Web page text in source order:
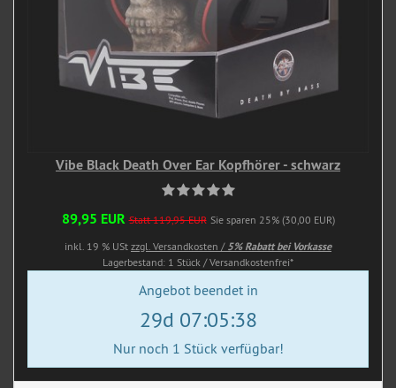
Vibe Black Death Over Ear Kopfhörer - schwarz
89,95 EUR Statt 119,95 EUR Sie sparen 25% (30,00 EUR)
inkl. 19 % USt zzgl. Versandkosten / 5% Rabatt bei Vorkasse
Lagerbestand: 1 Stück / Versandkostenfrei*
Angebot beendet in
29d 07:05:37
Nur noch 1 Stück verfügbar!